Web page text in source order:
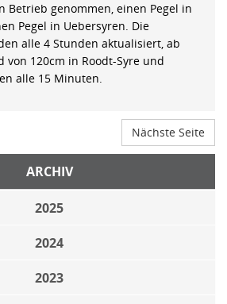
Betrieb genommen, einen Pegel in
Pegel in Uebersyren. Die
alle 4 Stunden aktualisiert, ab
von 120cm in Roodt-Syre und
alle 15 Minuten.
Nächste Seite
ARCHIV
2025
2024
2023